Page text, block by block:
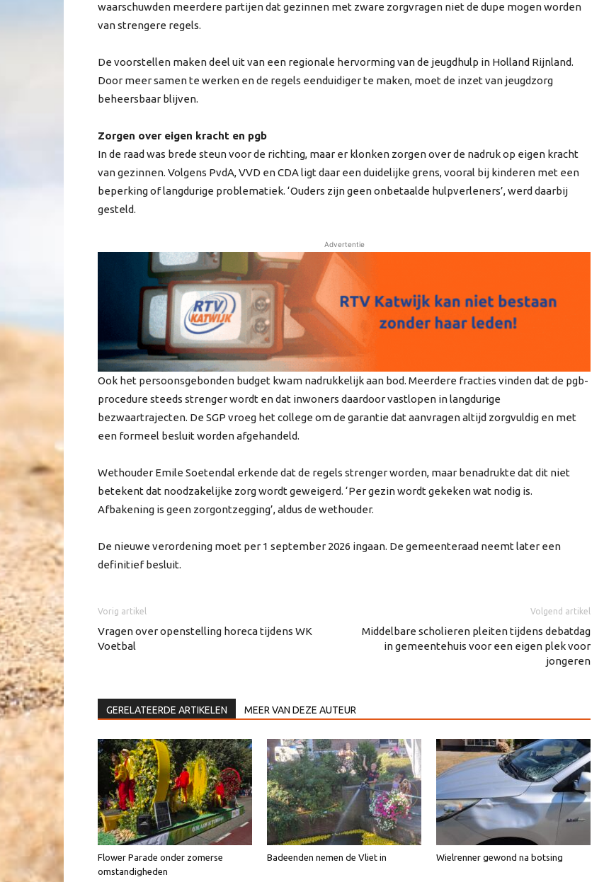
waarschuwden meerdere partijen dat gezinnen met zware zorgvragen niet de dupe mogen worden
van strengere regels.
De voorstellen maken deel uit van een regionale hervorming van de jeugdhulp in Holland Rijnland.
Door meer samen te werken en de regels eenduidiger te maken, moet de inzet van jeugdzorg
beheersbaar blijven.
Zorgen over eigen kracht en pgb
In de raad was brede steun voor de richting, maar er klonken zorgen over de nadruk op eigen kracht
van gezinnen. Volgens PvdA, VVD en CDA ligt daar een duidelijke grens, vooral bij kinderen met een
beperking of langdurige problematiek. ‘Ouders zijn geen onbetaalde hulpverleners’, werd daarbij
gesteld.
Advertentie
Ook het persoonsgebonden budget kwam nadrukkelijk aan bod. Meerdere fracties vinden dat de pgb-
procedure steeds strenger wordt en dat inwoners daardoor vastlopen in langdurige
bezwaartrajecten. De SGP vroeg het college om de garantie dat aanvragen altijd zorgvuldig en met
een formeel besluit worden afgehandeld.
Wethouder Emile Soetendal erkende dat de regels strenger worden, maar benadrukte dat dit niet
betekent dat noodzakelijke zorg wordt geweigerd. ‘Per gezin wordt gekeken wat nodig is.
Afbakening is geen zorgontzegging’, aldus de wethouder.
De nieuwe verordening moet per 1 september 2026 ingaan. De gemeenteraad neemt later een
definitief besluit.
Vorig artikel
Vragen over openstelling horeca tijdens WK
Voetbal
Volgend artikel
Middelbare scholieren pleiten tijdens debatdag
in gemeentehuis voor een eigen plek voor
jongeren
GERELATEERDE ARTIKELEN MEER VAN DEZE AUTEUR
Flower Parade onder zomerse
omstandigheden
Badeenden nemen de Vliet in Wielrenner gewond na botsing